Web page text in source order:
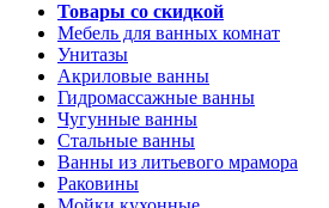
Товары со скидкой
Мебель для ванных комнат
Унитазы
Акриловые ванны
Гидромассажные ванны
Чугунные ванны
Стальные ванны
Ванны из литьевого мрамора
Раковины